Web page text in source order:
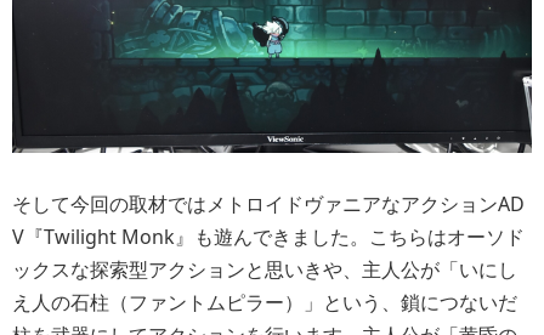
そして今回の取材ではメトロイドヴァニアなアクションAD
V『Twilight Monk』も遊んできました。こちらはオーソド
ックスな探索型アクションと思いきや、主人公が「いにし
え人の石柱（ファントムピラー）」という、鎖につないだ